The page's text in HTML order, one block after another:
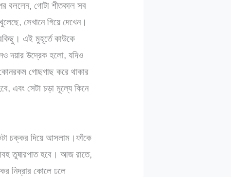
বললেন, গোটা শীতকাল সব
সেখানে গিয়ে দেখেন।
এই মুহূর্তে কাউকে
দয়ার উদ্রেক হলো, যদিও
গোছগাছ করে থাকার
এবং সেটা চড়া মূল্যে কিনে
চক্কর দিয়ে আসলাম।ফাঁকে
তুষারপাত হবে। আজ রাতে,
নিদ্রার কোলে ঢলে